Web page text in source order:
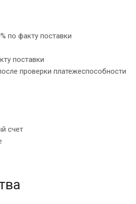
по факту поставки
поставки
проверки платежеспособности
счет